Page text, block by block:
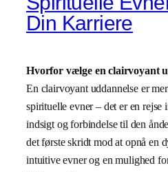
Din Karriere
Hvorfor vælge en clairvoyant
En clairvoyant uddannelse er
spirituelle evner – det er en
indsigt og forbindelse til den
det første skridt mod at opnå en
intuitive evner og en mulighed